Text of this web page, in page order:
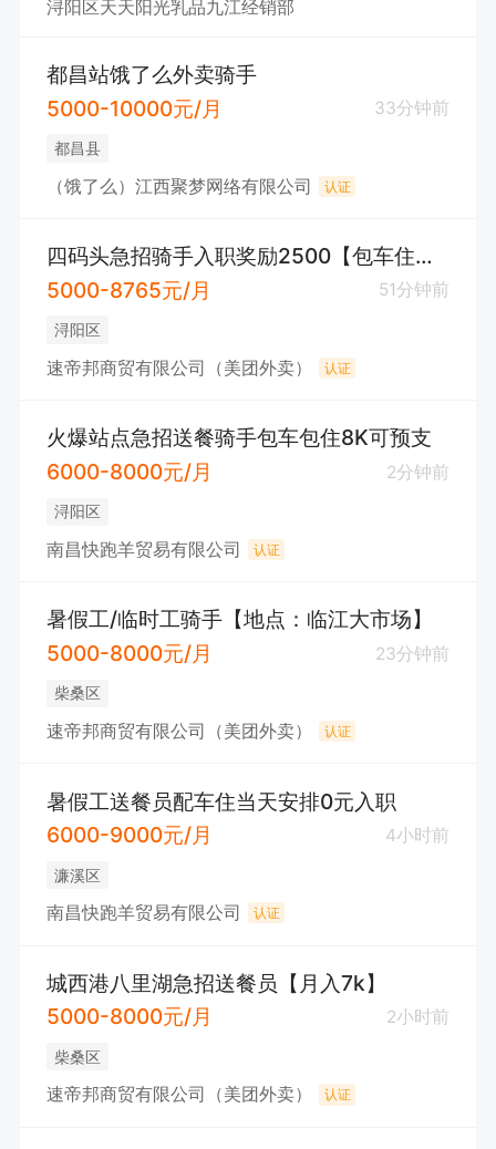
浔阳区天天阳光乳品九江经销部
都昌站饿了么外卖骑手
5000-10000元/月
33分钟前
都昌县
（饿了么）江西聚梦网络有限公司 认证
四码头急招骑手入职奖励2500【包车住装备】
5000-8765元/月
51分钟前
浔阳区
速帝邦商贸有限公司（美团外卖） 认证
火爆站点急招送餐骑手包车包住8K可预支
6000-8000元/月
2分钟前
浔阳区
南昌快跑羊贸易有限公司 认证
暑假工/临时工骑手【地点：临江大市场】
5000-8000元/月
23分钟前
柴桑区
速帝邦商贸有限公司（美团外卖） 认证
暑假工送餐员配车住当天安排0元入职
6000-9000元/月
4小时前
濂溪区
南昌快跑羊贸易有限公司 认证
城西港八里湖急招送餐员【月入7k】
5000-8000元/月
2小时前
柴桑区
速帝邦商贸有限公司（美团外卖） 认证